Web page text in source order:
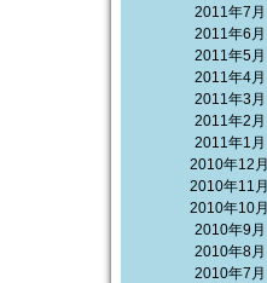
2011年7月
2011年6月
2011年5月
2011年4月
2011年3月
2011年2月
2011年1月
2010年12月
2010年11月
2010年10月
2010年9月
2010年8月
2010年7月